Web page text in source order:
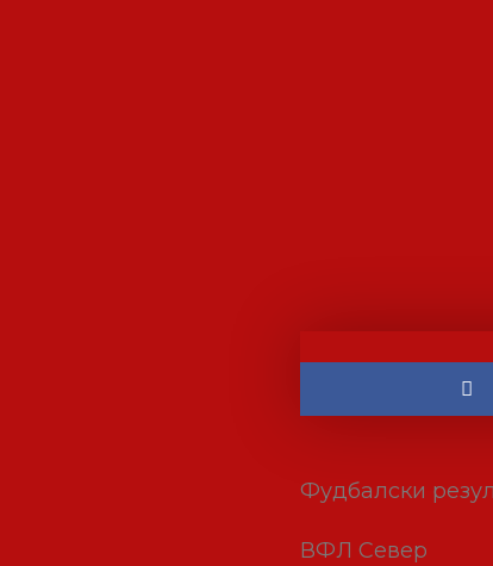
Фудбалски
ВФЛ Север